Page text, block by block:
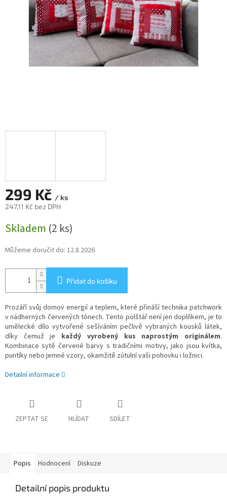
299 Kč / ks
247,11 Kč bez DPH
cena:
Skladem (2 ks)
Můžeme doručit do: 12.8.2026
Přidat do košíku
Prozáří svůj domov energií a teplem, které přináší technika patchwork
v nádherných červených tónech. Tento polštář není jen doplňkem, je to
umělecké dílo vytvořené sešíváním pečlivě vybraných kousků látek,
díky čemuž je každý vyrobený kus naprostým originálem.
Kombinace sytě červené barvy s tradičními motivy, jako jsou kvítka,
puntíky nebo jemné vzory, okamžitě zútulní vaši pohovku i ložnici.
Detailní informace
ZEPTAT SE HLÍDAT SDÍLET
Popis Hodnocení Diskuze
Detailní popis produktu